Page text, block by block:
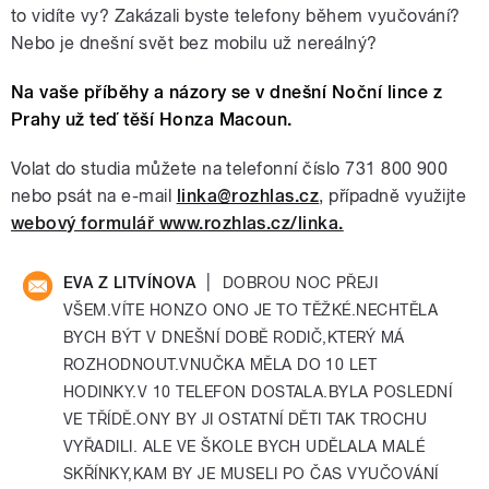
to vidíte vy? Zakázali byste telefony během vyučování?
Nebo je dnešní svět bez mobilu už nereálný?
Na vaše příběhy a názory se v dnešní Noční lince z
Prahy už teď těší Honza Macoun.
Volat do studia můžete na telefonní číslo 731 800 900
nebo psát na e-mail linka@rozhlas.cz, případně využijte
webový formulář www.rozhlas.cz/linka.
EVA Z LITVÍNOVA
DOBROU NOC PŘEJI
VŠEM.VÍTE HONZO ONO JE TO TĚŽKÉ.NECHTĚLA
BYCH BÝT V DNEŠNÍ DOBĚ RODIČ,KTERÝ MÁ
ROZHODNOUT.VNUČKA MĚLA DO 10 LET
HODINKY.V 10 TELEFON DOSTALA.BYLA POSLEDNÍ
VE TŘÍDĚ.ONY BY JI OSTATNÍ DĚTI TAK TROCHU
VYŘADILI. ALE VE ŠKOLE BYCH UDĚLALA MALÉ
SKŘÍNKY,KAM BY JE MUSELI PO ČAS VYUČOVÁNÍ